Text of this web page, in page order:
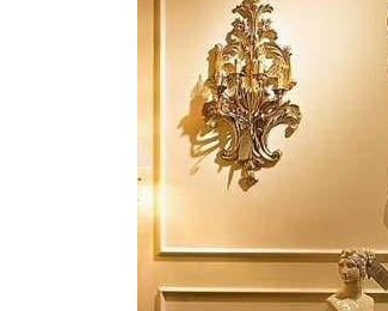
نکات و ترفندها
دکوراسیون داخلی و
چیدمان خانه (جدیدترین
ایده‌ها و عکس‌ها)